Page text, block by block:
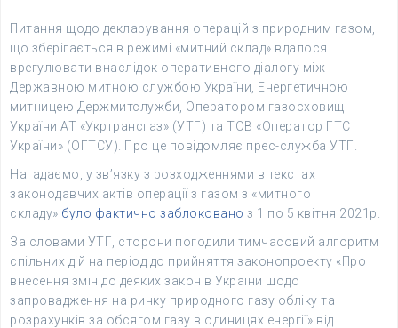
Питання щодо декларування операцій з природним газом,
що зберігається в режимі «митний склад» вдалося
врегулювати внаслідок оперативного діалогу між
Державною митною службою України, Енергетичною
митницею Держмитслужби, Оператором газосховищ
України АТ «Укртрансгаз» (УТГ) та ТОВ «Оператор ГТС
України» (ОГТСУ). Про це повідомляє прес-служба УТГ.
Нагадаємо, у зв’язку з розходженнями в текстах
законодавчих актів операції з газом з «митного
складу» було фактично заблоковано з 1 по 5 квітня 2021р.
За словами УТГ, сторони погодили тимчасовий алгоритм
спільних дій на період до прийняття законопроекту «Про
внесення змін до деяких законів України щодо
запровадження на ринку природного газу обліку та
розрахунків за обсягом газу в одиницях енергії» від